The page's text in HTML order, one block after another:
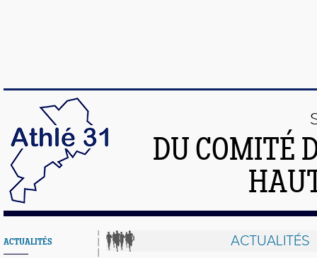
DU COMITÉ
ACTUALITÉS ACTUALITÉS